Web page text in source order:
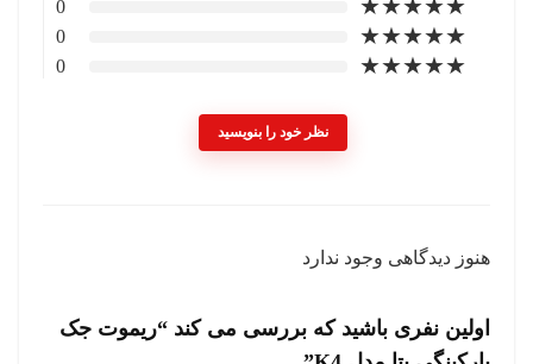
★
★
★
★
★
0
★
★
★
★
★
0
★
★
★
★
★
0
نظر خود را بنویسید
هنوز دیدگاهی وجود ندارد
اولین نفری باشید که بررسی می کند “ریموت جک